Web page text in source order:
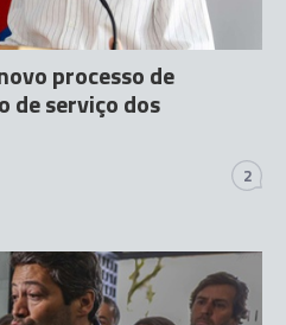
processo de
de serviço dos
2